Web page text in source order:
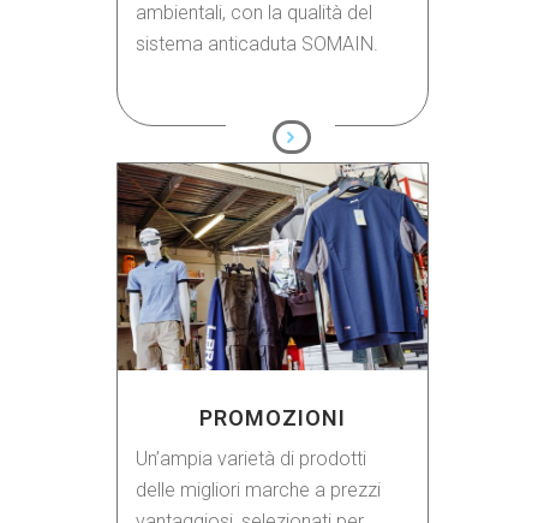
ambientali, con la qualità del
sistema anticaduta SOMAIN.
PROMOZIONI
Un’ampia varietà di prodotti
delle migliori marche a prezzi